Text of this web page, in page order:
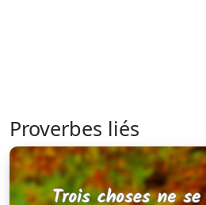
Proverbes liés